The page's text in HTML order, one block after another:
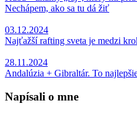
Nechápem, ako sa tu dá žiť
03.12.2024
Najťažší rafting sveta je medzi
28.11.2024
Andalúzia + Gibraltár. To
Napísali o mne